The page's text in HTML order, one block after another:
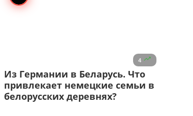
4 
Из Германии в Беларусь. Что
привлекает немецкие семьи в
белорусских деревнях?